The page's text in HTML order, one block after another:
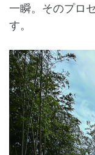
一瞬。そのプロ
す。